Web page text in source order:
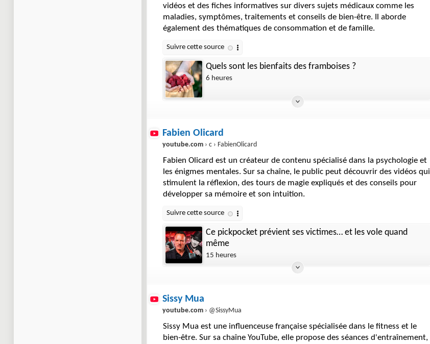
vidéos et des fiches informatives sur divers sujets médicaux comme les
maladies, symptômes, traitements et conseils de bien-être. Il aborde
également des thématiques de consommation et de famille.
Quels sont les bienfaits des framboises ?
6 heures
Fabien Olicard
youtube.com › c › FabienOlicard
Fabien Olicard est un créateur de contenu spécialisé dans la psychologie et
les énigmes mentales. Sur sa chaîne, le public peut découvrir des vidéos qui
stimulent la réflexion, des tours de magie expliqués et des conseils pour
développer sa mémoire et son intuition.
Ce pickpocket prévient ses victimes… et les vole quand
même
15 heures
Sissy Mua
youtube.com › @SissyMua
Sissy Mua est une influenceuse française spécialisée dans le fitness et le
bien-être. Sur sa chaîne YouTube, elle propose des séances d'entraînement,